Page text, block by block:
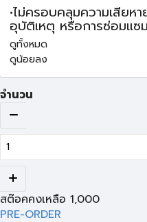
•ไม่ครอบคลุมความเสียห
อุบัติเหตุ หรือการซ่อมแ
ดูทั้งหมด
ดูน้อยลง
จำนวน
สต๊อคคงเหลือ 1,000
PRE-ORDER